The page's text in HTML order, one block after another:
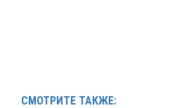
СМОТРИТЕ ТАКЖЕ: